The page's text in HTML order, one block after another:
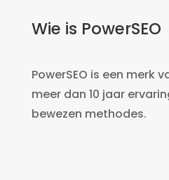
Wie is PowerSEO
PowerSEO is een merk
meer dan 10 jaar
bewezen methodes.